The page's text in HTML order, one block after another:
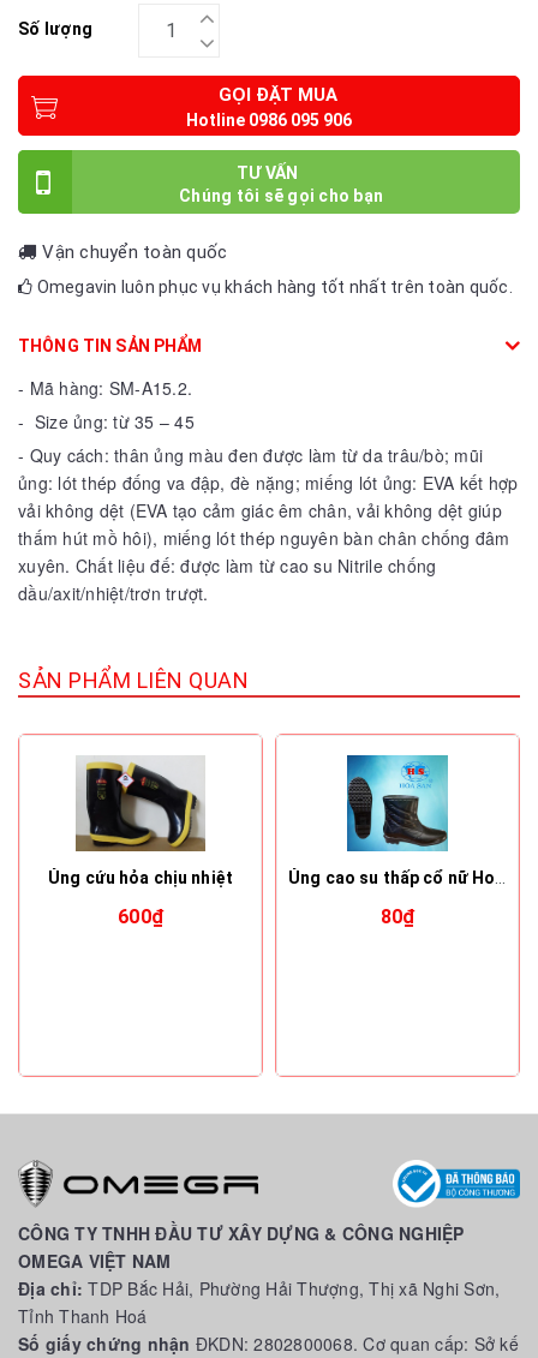
Số lượng
GỌI ĐẶT MUA
TƯ VẤN
Vận chuyển toàn quốc
Omegavin luôn phục vụ khách hàng tốt nhất trên toàn quốc.
THÔNG TIN SẢN PHẨM
- Mã hàng: SM-A15.2.
- Size ủng: từ 35 – 45
- Quy cách: thân ủng màu đen được làm từ da trâu/bò; mũi
ủng: lót thép đống va đập, đè nặng; miếng lót ủng: EVA kết hợp
vải không dệt (EVA tạo cảm giác êm chân, vải không dệt giúp
thấm hút mồ hôi), miếng lót thép nguyên bàn chân chống đâm
xuyên. Chất liệu đế: được làm từ cao su Nitrile chống
dầu/axit/nhiệt/trơn trượt.
SẢN PHẨM LIÊN QUAN
Ủng cứu hỏa chịu nhiệt
600₫ 80₫
CÔNG TY TNHH ĐẦU TƯ XÂY DỰNG & CÔNG NGHIỆP
OMEGA VIỆT NAM
Địa chỉ:TDP Bắc Hải, Phường Hải Thượng, Thị xã Nghi Sơn,
Tỉnh Thanh Hoá
Số giấy chứng nhận ĐKDN: 2802800068. Cơ quan cấp: Sở kế